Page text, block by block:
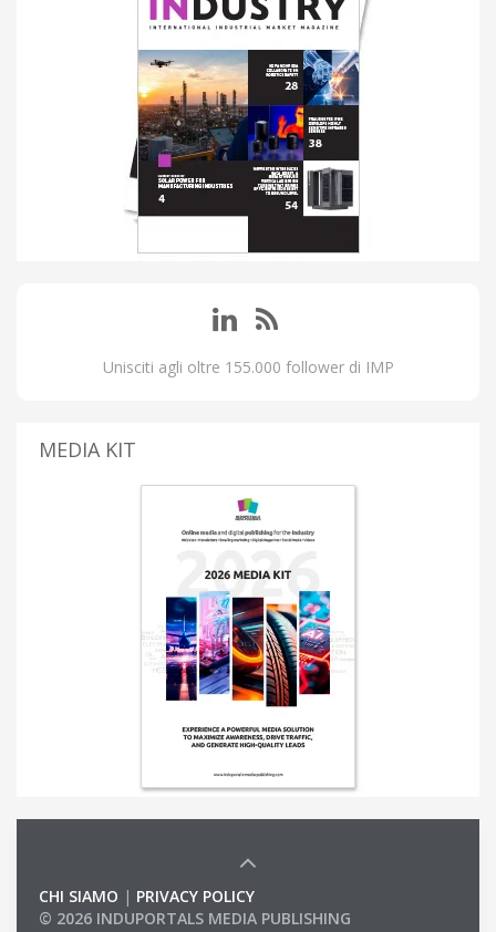
Unisciti agli oltre 155.000 follower di IMP
MEDIA KIT
CHI SIAMO | PRIVACY POLICY
© 2026 INDUPORTALS MEDIA PUBLISHING